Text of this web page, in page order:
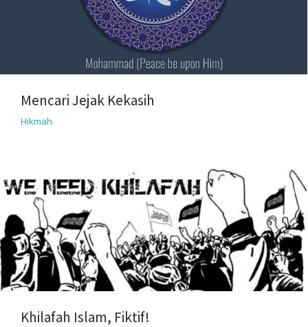
Mencari Jejak Kekasih
Hikmah
Khilafah Islam, Fiktif!